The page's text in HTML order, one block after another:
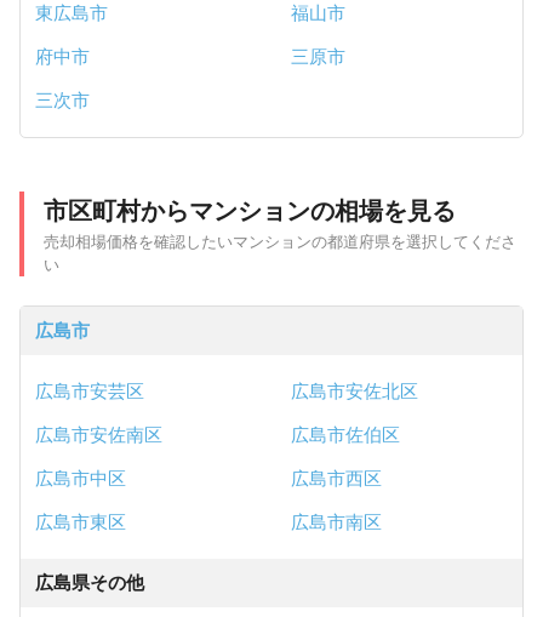
東広島市
福山市
府中市
三原市
三次市
市区町村からマンションの相場を見る
売却相場価格を確認したいマンションの都道府県を選択してくださ
い
広島市
広島市安芸区
広島市安佐北区
広島市安佐南区
広島市佐伯区
広島市中区
広島市西区
広島市東区
広島市南区
広島県その他